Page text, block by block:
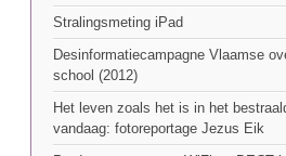
Stralingsmeting iPad
Desinformatiecampagne Vlaamse
school (2012)
Het leven zoals het is in het
vandaag: fotoreportage Jezus Eik